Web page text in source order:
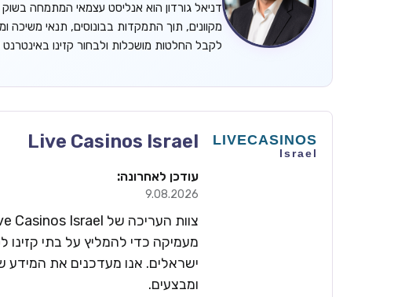
מקוונים, תוך התמקדות בבונוסים, תנאי משיכה
לקבל החלטות מושכלות ולבחור קזינו
Live Casinos Israel
עודכן לאחרונה:
9.08.2026
מעמיקה כדי להמליץ על בתי קזינו
ישראלים. אנו מעדכנים את המידע
ומבצעים.